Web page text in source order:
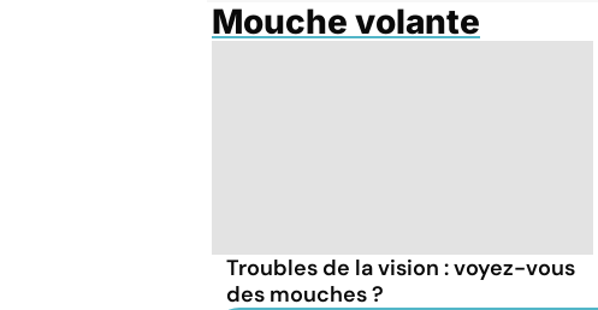
Mouche volante
Troubles de la vision : voyez-vous
des mouches ?